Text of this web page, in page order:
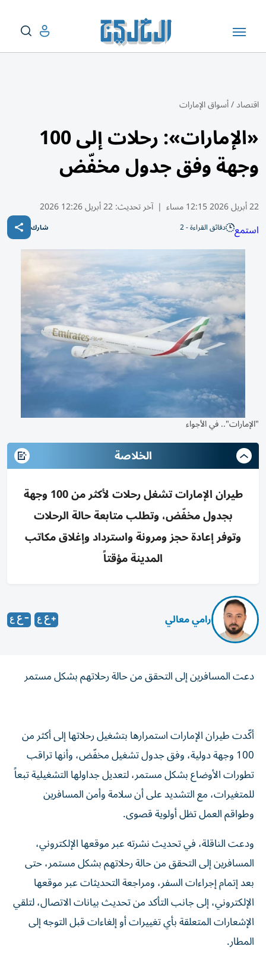
اقتصاد/أسواق الإمارات
«الإمارات»: رحلات إلى 100
وجهة وفق جدول مخفّض
22 أبريل 2026 12:15 مساء | آخر تحديث:22 أبريل 12:26 2026
استمع دقائق القراءة - 2 شارك
"الإمارات".. في الأجواء
الخلاصة
طيران الإمارات تشغل رحلات لأكثر من 100 وجهة
بجدول مخفّض، وتطلب متابعة حالة الرحلات
وتوفر إعادة حجز ومرونة واسترداد وإغلاق مكاتب
المدينة مؤقتاً
رامي معالي
دعت المسافرين إلى التحقق من حالة رحلاتهم بشكل مستمر
أكّدت طيران الإمارات استمرارها بتشغيل رحلاتها إلى أكثر من
100 وجهة دولية، وفق جدول تشغيل مخفّض، وأنها تراقب
تطورات الأوضاع بشكل مستمر، لتعديل جداولها التشغيلية تبعاً
للمتغيرات، مع التشديد على أن سلامة وأمن المسافرين
وطواقم العمل تظل أولوية قصوى.
ودعت الناقلة، في تحديث نشرته عبر موقعها الإلكتروني،
المسافرين إلى التحقق من حالة رحلاتهم بشكل مستمر، حتى
بعد إتمام إجراءات السفر، ومراجعة التحديثات عبر موقعها
الإلكتروني، إلى جانب التأكد من تحديث بيانات الاتصال، لتلقي
الإشعارات المتعلقة بأي تغييرات أو إلغاءات قبل التوجه إلى
المطار.